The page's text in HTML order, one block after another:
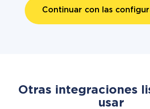
Continuar con las
Otras integraciones
usar